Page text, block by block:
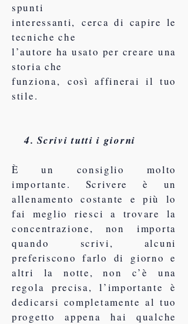
spunti
interessanti, cerca di capire le
tecniche che
l’autore hausato per creare una
storia che
funziona, così affinerai il tuo
stile.
4. Scrivi tutti i giorni
È un consiglio molto
importante. Scrivere è un
allenamento costante e più lo
fai meglio riesci a trovare la
concentrazione, non importa
quando scrivi, alcuni
preferiscono farlo di giorno e
altri la notte, non c’è una
regola precisa, l’importante è
dedicarsi completamente al tuo
progetto appena hai qualche